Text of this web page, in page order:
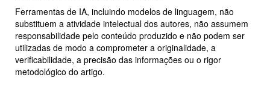
Ferramentas de IA, incluindo modelos de linguagem, não
substituem a atividade intelectual dos autores, não assumem
responsabilidade pelo conteúdo produzido e não podem ser
utilizadas de modo a comprometer a originalidade, a
verificabilidade, a precisão das informações ou o rigor
metodológico do artigo.